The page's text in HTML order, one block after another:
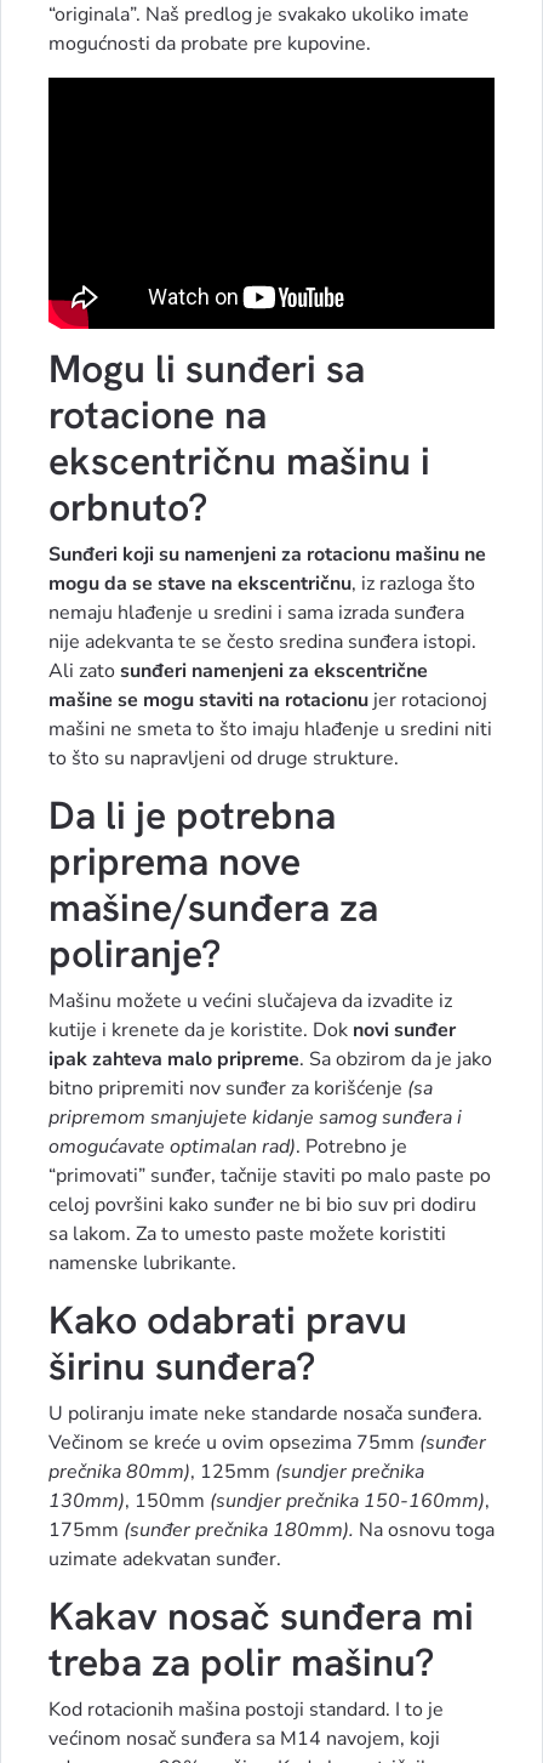
“originala”. Naš predlog je svakako ukoliko imate
mogućnosti da probate pre kupovine.
Mogu li sunđeri sa
rotacione na
ekscentričnu mašinu i
orbnuto?
Sunđeri koji su namenjeni za rotacionu mašinu ne
mogu da se stave na ekscentričnu, iz razloga što
nemaju hlađenje u sredini i sama izrada sunđera
nije adekvanta te se često sredina sunđera istopi.
Ali zatosunđeri namenjeni za ekscentrične
mašine se mogu staviti na rotacionu jer rotacionoj
mašini ne smeta to što imaju hlađenje u sredini niti
to što su napravljeni od druge strukture.
Da li je potrebna
priprema nove
mašine/sunđera za
poliranje?
Mašinu možete u većini slučajeva da izvadite iz
kutije i krenete da je koristite. Dok novi sunđer
ipak zahteva malo pripreme. Sa obzirom da je jako
bitno pripremiti nov sunđer za korišćenje (sa
pripremom smanjujete kidanje samog sunđera i
omogućavate optimalan rad). Potrebno je
“primovati” sunđer, tačnije staviti po malo paste po
celoj površini kako sunđer ne bi bio suv pri dodiru
sa lakom. Za to umesto paste možete koristiti
namenske lubrikante.
Kako odabrati pravu
širinu sunđera?
U poliranju imate neke standarde nosača sunđera.
Večinom se kreće u ovim opsezima 75mm (sunđer
prečnika 80mm), 125mm (sundjer prečnika
130mm), 150mm (sundjer prečnika 150-160mm),
175mm (sunđer prečnika 180mm). Na osnovu toga
uzimate adekvatan sunđer.
Kakav nosač sunđera mi
treba za polir mašinu?
Kod rotacionih mašina postoji standard. I to je
većinom nosač sunđera sa M14 navojem, koji